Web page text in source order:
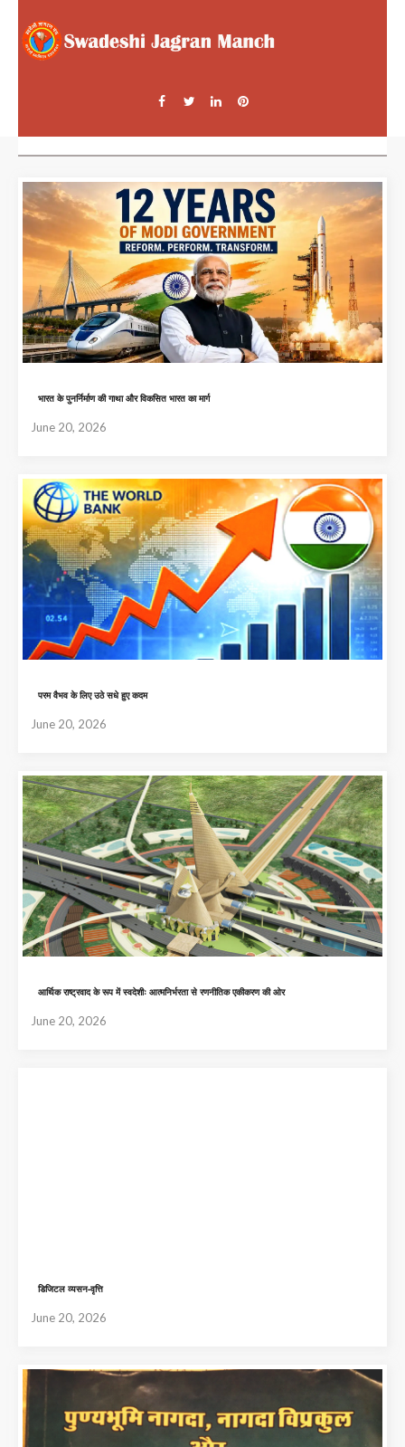
भारत के पुनर्निर्माण की गाथा और विकसित भारत का मार्ग
June 20, 2026
परम वैभव के लिए उठे सधे हुए कदम
June 20, 2026
आर्थिक राष्ट्रवाद के रूप में स्वदेशीः आत्मनिर्भरता से रणनीतिक एकीकरण की ओर
June 20, 2026
डिजिटल व्यसन-वृत्ति
June 20, 2026